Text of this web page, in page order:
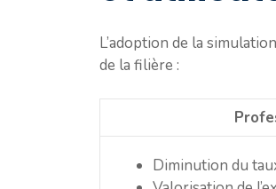
L’adoption de la
de la filière :
Diminution du